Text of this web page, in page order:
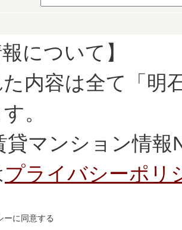
について】
た内容は全て「明
。
貸マンション情
プライバシーポリ
ーに同意する